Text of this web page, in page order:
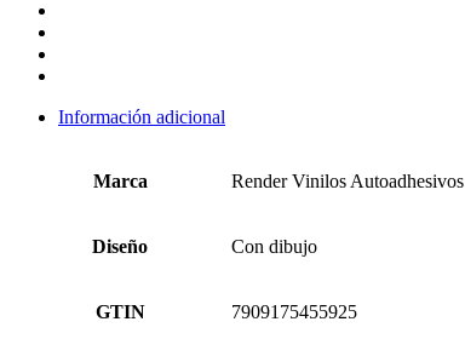
Información adicional
Marca Render Vinilos Autoadhesivos
Diseño Con dibujo
GTIN 7909175455925